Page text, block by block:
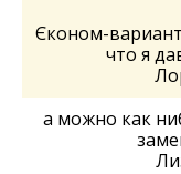
Єконом-
что я
а можно как